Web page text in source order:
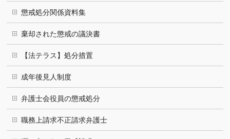
懲戒処分関係資料集
棄却された懲戒の議決書
【法テラス】処分措置
成年後見人制度
弁護士会役員の懲戒処分
職務上請求不正請求弁護士